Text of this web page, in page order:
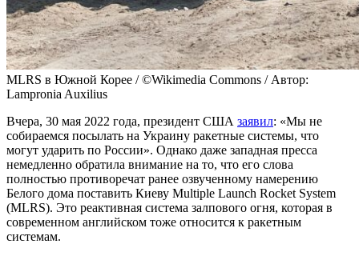
MLRS в Южной Корее / ©Wikimedia Commons / Автор:
Lampronia Auxilius
Вчера, 30 мая 2022 года, президент США заявил: «Мы не
собираемся посылать на Украину ракетные системы, что
могут ударить по России». Однако даже западная пресса
немедленно обратила внимание на то, что его слова
полностью противоречат ранее озвученному намерению
Белого дома поставить Киеву Multiple Launch Rocket System
(MLRS). Это реактивная система залпового огня, которая в
современном английском тоже относится к ракетным
системам.